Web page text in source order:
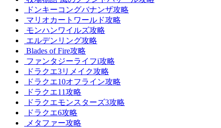
ドンキーコングバナンザ攻略
マリオカートワールド攻略
モンハンワイルズ攻略
エルデンリング攻略
Blades of Fire攻略
ファンタジーライフi攻略
ドラクエ3リメイク攻略
ドラクエ10オフライン攻略
ドラクエ11攻略
ドラクエモンスターズ3攻略
ドラクエ6攻略
メタファー攻略